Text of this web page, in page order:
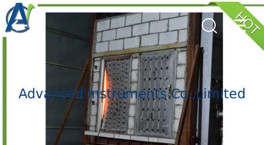
MAISON
PRODUITS
2026
Advanced
Instruments
Co.,Limited.
All